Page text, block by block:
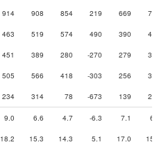
914 908 854 219 669 703
463 519 574 490 390 401
451 389 280 -270 279 302
505 566 418 -303 256 340
234 314 78 -673 139 212
9.0 6.6 4.7 -6.3 7.1 6.8
18.2 15.3 14.3 5.1 17.0 15.8